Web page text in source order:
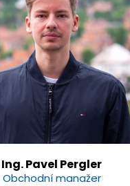
Ing. Pavel Pergler
Obchodní manažer